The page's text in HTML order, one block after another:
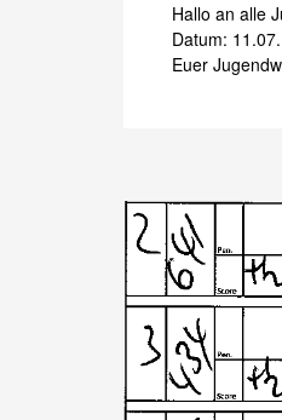
Hallo an alle
Datum:
Euer